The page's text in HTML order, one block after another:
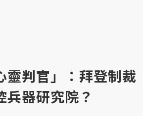
靈判官」：拜登制裁
器研究院？